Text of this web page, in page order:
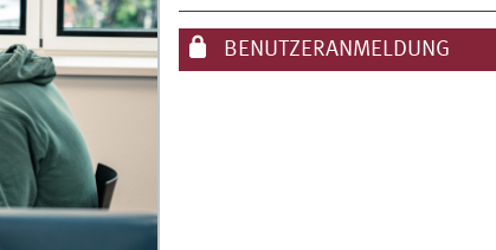
BENUTZERANMELDUNG